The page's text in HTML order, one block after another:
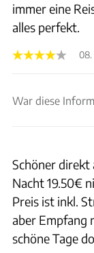
immer eine
alles perfekt.
08.
War diese
Schöner direkt
Nacht 19.50€
Preis ist inkl.
aber Empfang
schöne Tage